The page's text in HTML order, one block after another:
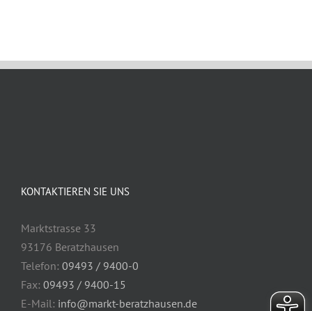
KONTAKTIEREN SIE UNS
Marktstrasse 33
93176 Beratzhausen
Telefon: 09493 / 9400-0
Fax: 09493 / 9400-15
E-Mail: info@markt-beratzhausen.de